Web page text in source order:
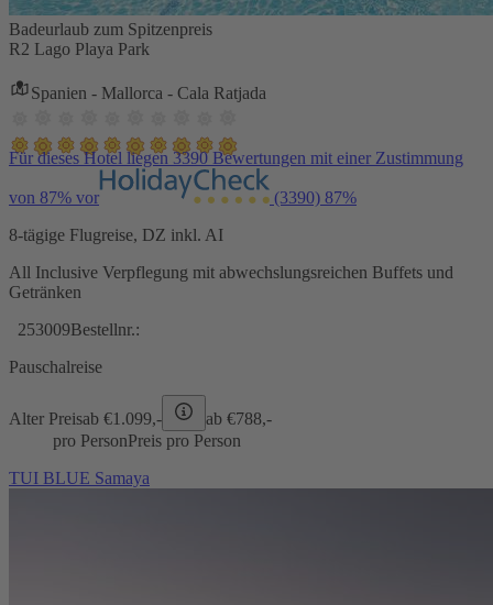
Badeurlaub zum Spitzenpreis
R2 Lago Playa Park
Spanien - Mallorca - Cala Ratjada
Für dieses Hotel liegen 3390 Bewertungen mit einer Zustimmung
von 87% vor (3390) 87%
8-tägige Flugreise, DZ inkl. AI
All Inclusive Verpflegung mit abwechslungsreichen Buffets und
Getränken
253009Bestellnr.:
Pauschalreise
Alter Preisab €1.099,- ab €788,-
pro PersonPreis pro Person
TUI BLUE Samaya